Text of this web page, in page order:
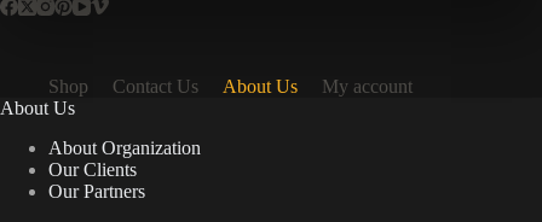
Shop Contact Us About Us
My account
About Us
About Organization
Our Clients
Our Partners